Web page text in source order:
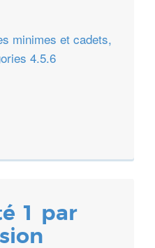
minimes et cadets,
4.5.6
1 par